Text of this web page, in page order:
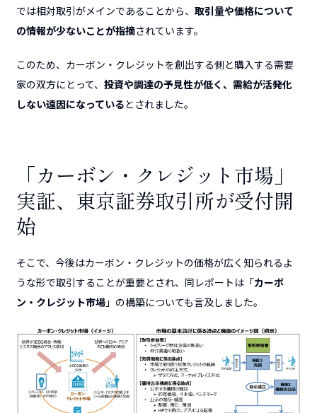
では相対取引がメインであることから、 取引量や価格について
の情報が少ないことが指摘されています。
このため、カーボン・クレジットを創出する側と購入する需要
家の双方にとって、 投資や調達の予見性が低く、需給が活発化
しない遠因になっているとされました。
「カーボン・クレジット市場」
実証、東京証券取引所が受付開
始
そこで、今後はカーボン・クレジットの価格が広く知られるよ
うな形で取引することが重要とされ、同レポートは「カーボ
ン・クレジット市場」の構築についても言及しました。